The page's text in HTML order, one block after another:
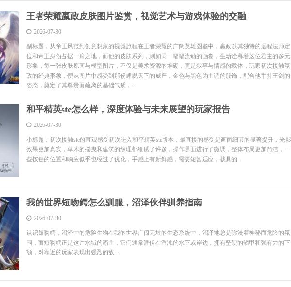
王者荣耀嬴政皮肤图片鉴赏，视觉艺术与游戏体验的交融
2026-07-30
副标题，从帝王风范到创意想象的视觉旅程在王者荣耀的广阔英雄图鉴中，嬴政以其独特的远程法师定
位和帝王身份占据一席之地，而他的皮肤系列，则如同一幅幅流动的画卷，生动诠释着这位君主的多元
形象，每一张皮肤原画与模型图片，不仅是美术资源的堆砌，更是叙事与情感的载体，玩家初次接触嬴
政的经典形象，便从图片中感受到那份睥睨天下的威严，金色与黑色为主调的服饰，配合他手持王剑的
姿态，奠定了其尊贵而疏离的基础气质，...
和平精英ste怎么样，深度体验与未来展望的玩家报告
2026-07-30
小标题，初次接触ste的直观感受初次进入和平精英ste版本，最直接的感受是画面细节的显著提升，光影
效果更加真实，草木的摇曳和建筑的纹理都细腻了许多，操作界面进行了微调，整体布局更加简洁，一
些按键的位置和响应似乎也经过了优化，手感上有新鲜感，需要短暂适应，载具的...
我的世界短吻鳄怎么驯服，沼泽伙伴驯养指南
2026-07-30
认识短吻鳄，沼泽中的危险生物在我的世界广阔无垠的生态系统中，沼泽地总是弥漫着神秘而危险的氛
围，而短吻鳄正是这片水域的霸主，它们通常潜伏在浑浊的水下或岸边，拥有坚硬的鳞甲和强有力的下
颚，对靠近的玩家表现出强烈的敌...